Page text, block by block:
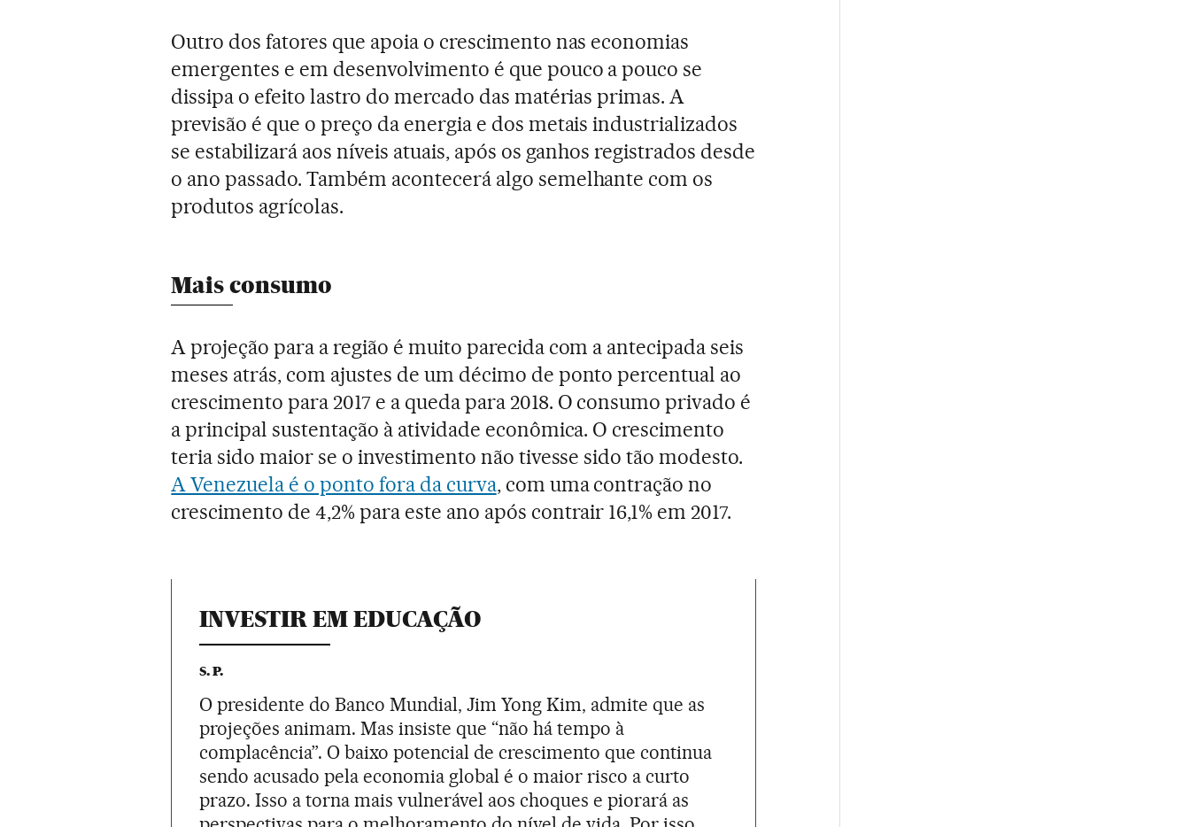
Outro dos fatores que apoia o crescimento nas economias
emergentes e em desenvolvimento é que pouco a pouco se
dissipa o efeito lastro do mercado das matérias primas. A
previsão é que o preço da energia e dos metais industrializados
se estabilizará aos níveis atuais, após os ganhos registrados desde
o ano passado. Também acontecerá algo semelhante com os
produtos agrícolas.
Mais consumo
A projeção para a região é muito parecida com a antecipada seis
meses atrás, com ajustes de um décimo de ponto percentual ao
crescimento para 2017 e a queda para 2018. O consumo privado é
a principal sustentação à atividade econômica. O crescimento
teria sido maior se o investimento não tivesse sido tão modesto.
A Venezuela é o ponto fora da curva, com uma contração no
crescimento de 4,2% para este ano após contrair 16,1% em 2017.
INVESTIR EM EDUCAÇÃO
S. P.
O presidente do Banco Mundial, Jim Yong Kim, admite que as
projeções animam. Mas insiste que “não há tempo à
complacência”. O baixo potencial de crescimento que continua
sendo acusado pela economia global é o maior risco a curto
prazo. Isso a torna mais vulnerável aos choques e piorará as